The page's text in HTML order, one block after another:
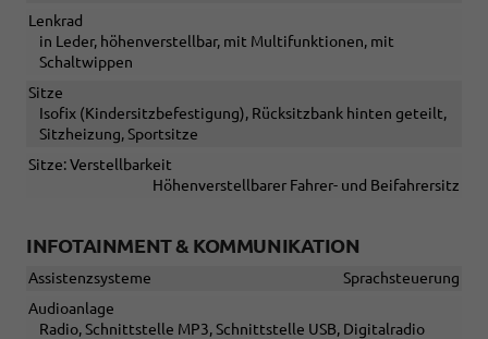
Lenkrad
in Leder, höhenverstellbar, mit Multifunktionen, mit
Schaltwippen
Sitze
Isofix (Kindersitzbefestigung), Rücksitzbank hinten geteilt,
Sitzheizung, Sportsitze
Sitze: Verstellbarkeit
Höhenverstellbarer Fahrer- und Beifahrersitz
INFOTAINMENT & KOMMUNIKATION
Assistenzsysteme
Sprachsteuerung
Audioanlage
Radio, Schnittstelle MP3, Schnittstelle USB, Digitalradio